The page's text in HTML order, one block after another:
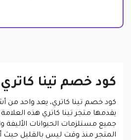
كود خصم تينا كاتري
كود خصم تينا كاتري، يعد واحد من
يقدمها متجر تينا كاتري هذه
جميع مستلزمات الحيوانات الأليفة
المتجر منذ وقت ليس بالقليل حيث